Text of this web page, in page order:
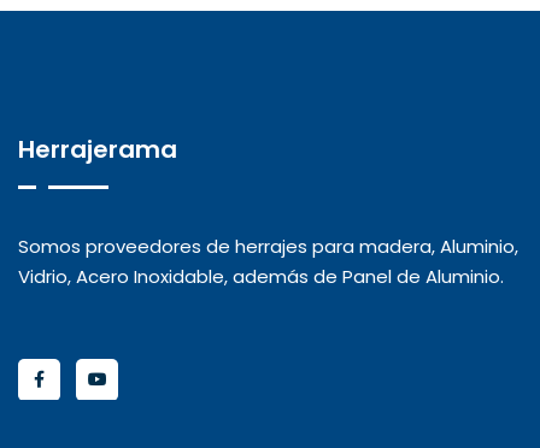
Herrajerama
Somos proveedores de herrajes para madera, Aluminio,
Vidrio, Acero Inoxidable, además de Panel de Aluminio.